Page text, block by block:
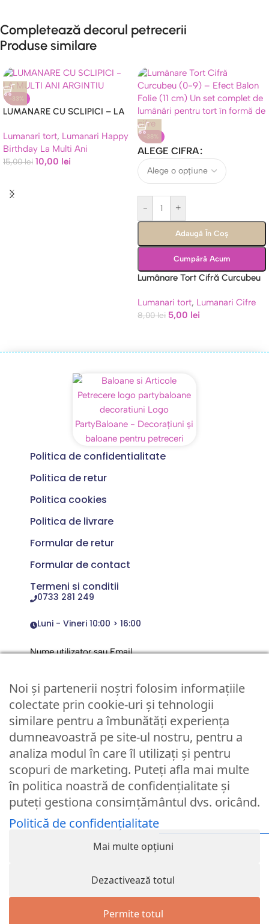
Completează decorul petrecerii
Produse similare
-33%
LUMANARE CU SCLIPICI – LA
Lumanari tort, Lumanari Happy
Birthday La Multi Ani
15,00lei 10,00 lei
-38%
ALEGE CIFRA
- +
Adaugă În Coș
Cumpără Acum
Lumânare Tort Cifră Curcubeu
Lumanari tort, Lumanari Cifre
8,00lei 5,00 lei
Politica de confidentialitate
Politica de retur
Politica cookies
Politica de livrare
Formular de retur
Formular de contact
Termeni si conditii
0733 281 249
Luni - Vineri 10:00 > 16:00
Nume utilizator sau Email
Parola
Remember Me
Logare
Lost your password?
© Partybaloane.ro - Toate drepturile rezervate. ™
Noi și partenerii noștri folosim informațiile
colectate prin cookie-uri și tehnologii
similare pentru a îmbunătăți experiența
dumneavoastră pe site-ul nostru, pentru a
analiza modul în care îl utilizați și pentru
scopuri de marketing. Puteți afla mai multe
în politica noastră de confidențialitate și
puteți gestiona consimțământul dvs. oricând.
Politică de confidențialitate
Mai multe opțiuni
Dezactivează totul
Permite totul